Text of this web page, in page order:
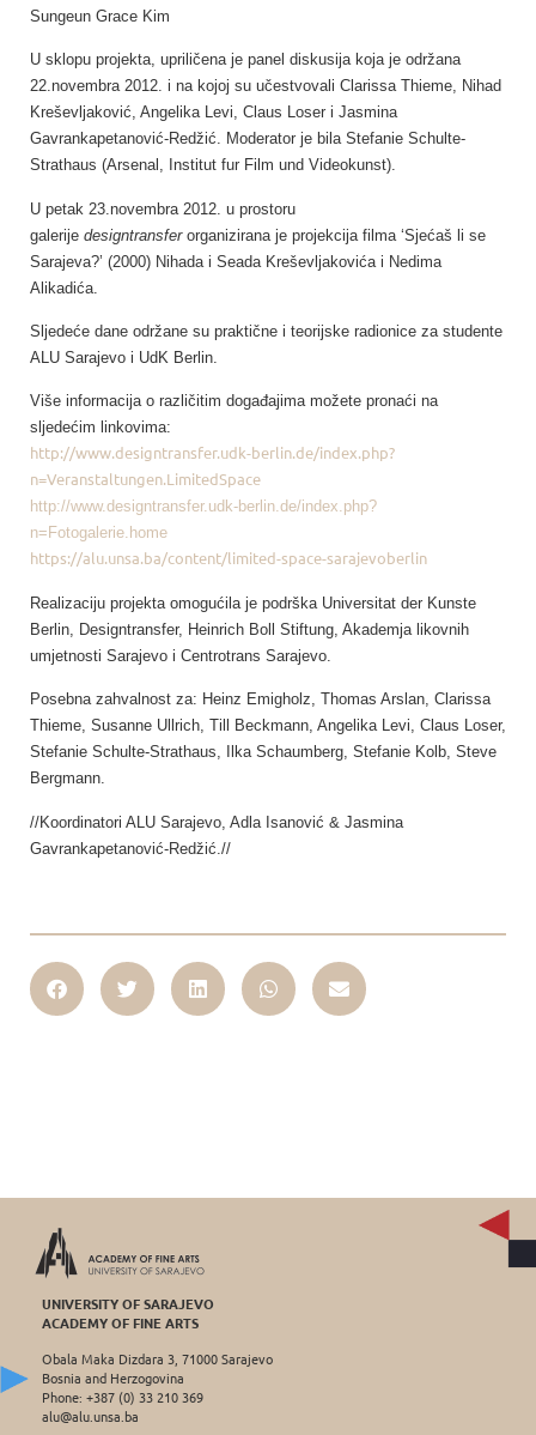
Sungeun Grace Kim
U sklopu projekta, upriličena je panel diskusija koja je održana
22.novembra 2012. i na kojoj su učestvovali Clarissa Thieme, Nihad
Kreševljaković, Angelika Levi, Claus Loser i Jasmina
Gavrankapetanović-Redžić. Moderator je bila Stefanie Schulte-
Strathaus (Arsenal, Institut fur Film und Videokunst).
U petak 23.novembra 2012. u prostoru
galerije designtransferorganizirana je projekcija filma ‘Sjećaš li se
Sarajeva?’ (2000) Nihada i Seada Kreševljakovića i Nedima
Alikadića.
Sljedeće dane održane su praktične i teorijske radionice za studente
ALU Sarajevo i UdK Berlin.
Više informacija o različitim događajima možete pronaći na
sljedećim linkovima:
http://www.designtransfer.udk-berlin.de/index.php?
n=Veranstaltungen.LimitedSpace
http://www.designtransfer.udk-berlin.de/index.php?
n=Fotogalerie.home
https://alu.unsa.ba/content/limited-space-sarajevoberlin
Realizaciju projekta omogućila je podrška Universitat der Kunste
Berlin, Designtransfer, Heinrich Boll Stiftung, Akademja likovnih
umjetnosti Sarajevo i Centrotrans Sarajevo.
Posebna zahvalnost za: Heinz Emigholz, Thomas Arslan, Clarissa
Thieme, Susanne Ullrich, Till Beckmann, Angelika Levi, Claus Loser,
Stefanie Schulte-Strathaus, Ilka Schaumberg, Stefanie Kolb, Steve
Bergmann.
//Koordinatori ALU Sarajevo, Adla Isanović & Jasmina
Gavrankapetanović-Redžić.//
UNIVERSITY OF SARAJEVO
ACADEMY OF FINE ARTS
Obala Maka Dizdara 3, 71000 Sarajevo
Bosnia and Herzogovina
Phone: +387 (0) 33 210 369
alu@alu.unsa.ba